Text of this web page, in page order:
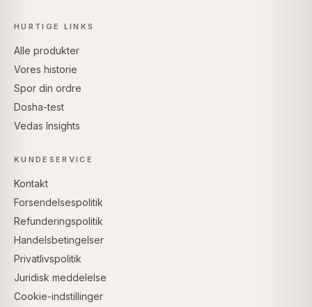
HURTIGE LINKS
Alle produkter
Vores historie
Spor din ordre
Dosha-test
Vedas Insights
KUNDESERVICE
Kontakt
Forsendelsespolitik
Refunderingspolitik
Handelsbetingelser
Privatlivspolitik
Juridisk meddelelse
Cookie-indstillinger